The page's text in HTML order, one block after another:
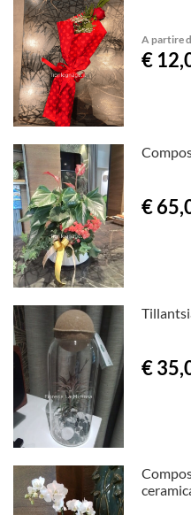
A partire
€
€
€